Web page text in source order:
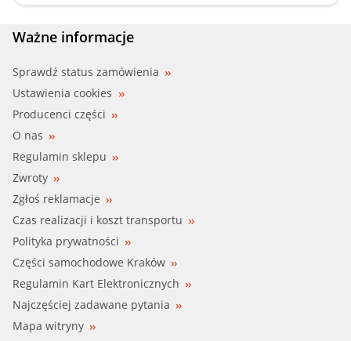
AKS DASIS (750920N)
ASHIKA (33-00-005)
AUDI (1J0 121 321 A)
AUDI, VW (1J0 121 321 B)
AUDI, VW (8D0 121 403 C)
AUTOMEGA (160055510)
BBR (002-60-01041)
BGA (CC3015)
Ważne informacje
Sprawdź status zamówienia
Ustawienia cookies
Producenci części
O nas
Regulamin sklepu
Zwroty
Zgłoś reklamacje
Czas realizacji i koszt transportu
Polityka prywatności
Części samochodowe Kraków
Regulamin Kart Elektronicznych
Najczęściej zadawane pytania
Mapa witryny